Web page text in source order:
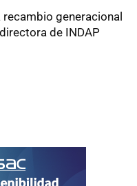
recambio generacional
de INDAP